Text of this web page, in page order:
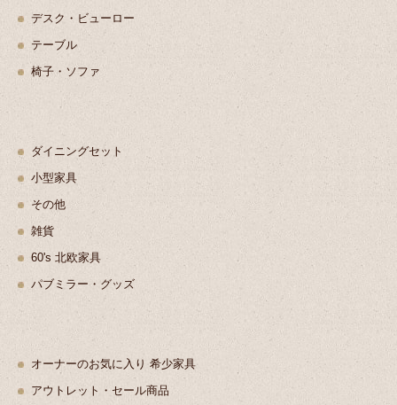
デスク・ビューロー
テーブル
椅子・ソファ
ダイニングセット
小型家具
その他
雑貨
60's 北欧家具
パブミラー・グッズ
オーナーのお気に入り 希少家具
アウトレット・セール商品